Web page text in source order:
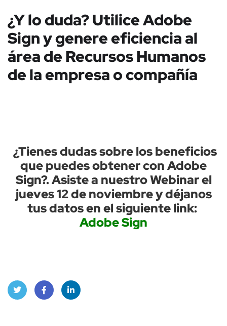
¿Y lo duda? Utilice Adobe
Sign y genere eficiencia al
área de Recursos Humanos
de la empresa o compañía
¿Tienes dudas sobre los beneficios
que puedes obtener con Adobe
Sign?. Asiste a nuestro Webinar el
jueves 12 de noviembre y déjanos
tus datos en el siguiente link:
Adobe Sign